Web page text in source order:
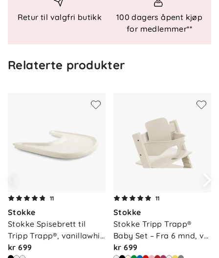
Stabil og solid konstruksjon
Bruk fra nyfødt med tilbehør
Lett å rengjøre i hverdagen
Materiale: FSC®-sertifisert bøk
Mål (L × H × B): 49 × 79 × 46 cm
7 års utvidet garanti ved registrering hos
Stokke
Retur til valgfri butikk
100 dagers åpent kjøp
for medlemmer**
Relaterte produkter
11
Stokke
Stokke Spisebrett til
Tripp Trapp®, vanillawhi…
kr 699
11
Stokke
Stokke Tripp Trapp®
Baby Set – Fra 6 mnd, v…
kr 699